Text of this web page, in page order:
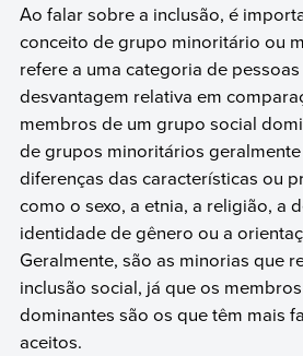
Ao falar sobre a inclusão, é
conceito de grupo minoritário ou
refere a uma categoria de
desvantagem relativa em
membros de um grupo social
de grupos minoritários geralmente
diferenças das características ou
como o sexo, a etnia, a religião, a
identidade de gênero ou a
Geralmente, são as minorias que
inclusão social, já que os
dominantes são os que têm mais
aceitos.